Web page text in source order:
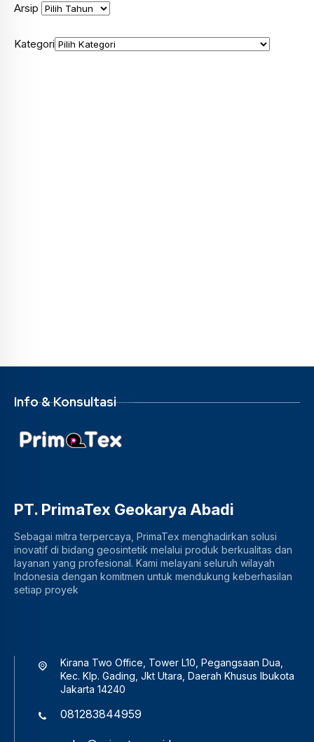
Arsip
Kategori
Info & Konsultasi
PT. PrimaTex Geokarya Abadi
Sebagai mitra terpercaya, PrimaTex menghadirkan solusi
inovatif di bidang geosintetik melalui produk berkualitas dan
layanan yang profesional. Kami melayani seluruh wilayah
Indonesia dengan komitmen untuk mendukung keberhasilan
setiap proyek
Kirana Two Office, Tower L10, Pegangsaan Dua,
Kec. Klp. Gading, Jkt Utara, Daerah Khusus Ibukota
Jakarta 14240
081283844959